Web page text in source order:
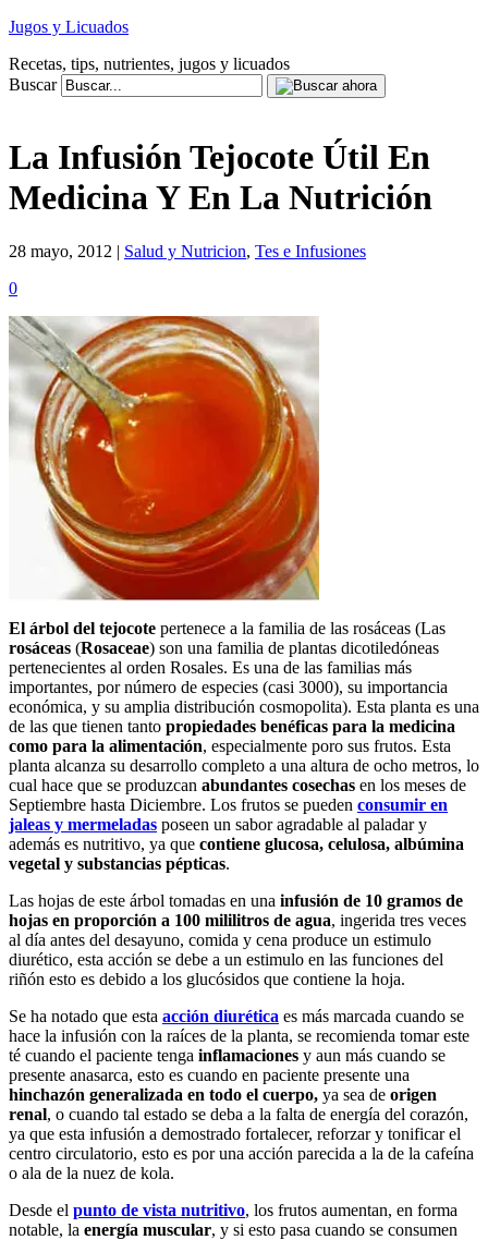
Jugos y Licuados
Recetas, tips, nutrientes, jugos y licuados
Buscar
La Infusión Tejocote Útil En
Medicina Y En La Nutrición
28 mayo, 2012 | Salud y Nutricion, Tes e Infusiones
0
El árbol del tejocote pertenece a la familia de las rosáceas (Las
rosáceas (Rosaceae) son una familia de plantas dicotiledóneas
pertenecientes al orden Rosales. Es una de las familias más
importantes, por número de especies (casi 3000), su importancia
económica, y su amplia distribución cosmopolita). Esta planta es una
de las que tienen tanto propiedades benéficas para la medicina
como para la alimentación, especialmente poro sus frutos. Esta
planta alcanza su desarrollo completo a una altura de ocho metros, lo
cual hace que se produzcan abundantes cosechas en los meses de
Septiembre hasta Diciembre. Los frutos se pueden consumir en
jaleas y mermeladas poseen un sabor agradable al paladar y
además es nutritivo, ya que contiene glucosa, celulosa, albúmina
vegetal y substancias pépticas.
Las hojas de este árbol tomadas en una infusión de 10 gramos de
hojas en proporción a 100 mililitros de agua, ingerida tres veces
al día antes del desayuno, comida y cena produce un estimulo
diurético, esta acción se debe a un estimulo en las funciones del
riñón esto es debido a los glucósidos que contiene la hoja.
Se ha notado que esta acción diurética es más marcada cuando se
hace la infusión con la raíces de la planta, se recomienda tomar este
té cuando el paciente tenga inflamaciones y aun más cuando se
presente anasarca, esto es cuando en paciente presente una
hinchazón generalizada en todo el cuerpo, ya sea de origen
renal, o cuando tal estado se deba a la falta de energía del corazón,
ya que esta infusión a demostrado fortalecer, reforzar y tonificar el
centro circulatorio, esto es por una acción parecida a la de la cafeína
o ala de la nuez de kola.
Desde el punto de vista nutritivo, los frutos aumentan, en forma
notable, la energía muscular, y si esto pasa cuando se consumen